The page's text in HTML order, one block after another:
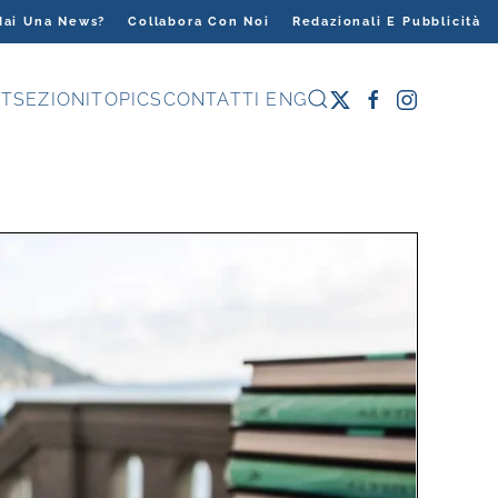
Una News? Collabora Con Noi Redazionali E Pubblicità
SEZIONITOPICSCONTATTI ENG